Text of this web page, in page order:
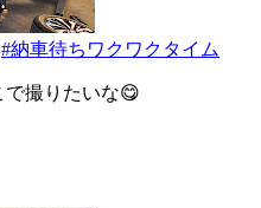
#納車待ちワクワクタイム
撮りたいな😋